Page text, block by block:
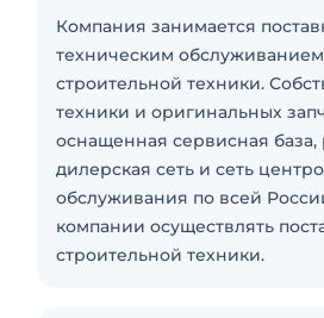
Компания занимается
техническим
строительной техники.
техники и оригинальных
оснащенная сервисная база,
дилерская сеть и сеть
обслуживания по всей
компании осуществлять
строительной техники.